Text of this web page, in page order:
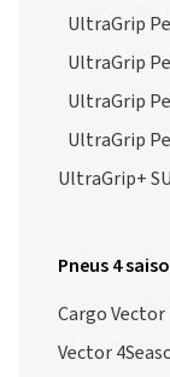
UltraGrip
UltraGrip
UltraGrip
UltraGrip
UltraGrip+
Pneus 4
Cargo Vector
Vector